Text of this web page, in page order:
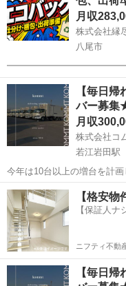
月収
株式会社縁
八尾市
中】
大阪 八尾市 工場
【毎日
バー募
月収
株式会社コ
若江岩田駅
今年は10台以上の増台を計
す。 ●普通免許もOK(AT限定OK) ￣￣￣￣￣￣￣￣￣￣￣￣￣ 平成29
大阪 八尾市 若江岩
【格安
【保証人ナ
ニフティ不動
【毎日